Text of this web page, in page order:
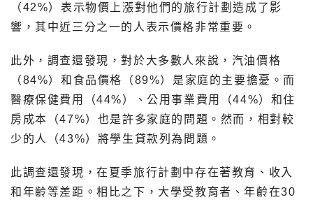
（42%）表示物價上漲對他們的旅行計劃造成了影
響，其中近三分之一的人表示價格非常重要。
此外，調查還發現，對於大多數人來說，汽油價格
（84%）和食品價格（89%）是家庭的主要擔憂。而
醫療保健費用（44%）、公用事業費用（44%）和住
房成本（47%）也是許多家庭的問題。然而，相對較
少的人（43%）將學生貸款列為問題。
此調查還發現，在夏季旅行計劃中存在著教育、收入
和年齡等差距。相比之下，大學受教育者、年齡在30